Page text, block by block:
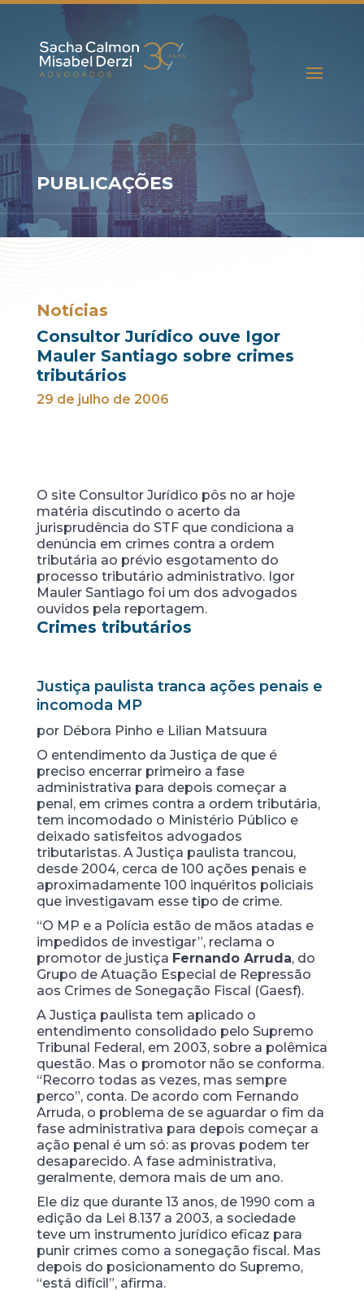
PUBLICAÇÕES
Notícias
Consultor Jurídico ouve Igor
Mauler Santiago sobre crimes
tributários
29 de julho de 2006
O site Consultor Jurídico pôs no ar hoje
matéria discutindo o acerto da
jurisprudência do STF que condiciona a
denúncia em crimes contra a ordem
tributária ao prévio esgotamento do
processo tributário administrativo. Igor
Mauler Santiago foi um dos advogados
ouvidos pela reportagem.
Crimes tributários
Justiça paulista tranca ações penais e
incomoda MP
por Débora Pinho e Lilian Matsuura
O entendimento da Justiça de que é
preciso encerrar primeiro a fase
administrativa para depois começar a
penal, em crimes contra a ordem tributária,
tem incomodado o Ministério Público e
deixado satisfeitos advogados
tributaristas. A Justiça paulista trancou,
desde 2004, cerca de 100 ações penais e
aproximadamente 100 inquéritos policiais
que investigavam esse tipo de crime.
“O MP e a Polícia estão de mãos atadas e
impedidos de investigar”, reclama o
promotor de justiça Fernando Arruda, do
Grupo de Atuação Especial de Repressão
aos Crimes de Sonegação Fiscal (Gaesf).
A Justiça paulista tem aplicado o
entendimento consolidado pelo Supremo
Tribunal Federal, em 2003, sobre a polêmica
questão. Mas o promotor não se conforma.
“Recorro todas as vezes, mas sempre
perco”, conta. De acordo com Fernando
Arruda, o problema de se aguardar o fim da
fase administrativa para depois começar a
ação penal é um só: as provas podem ter
desaparecido. A fase administrativa,
geralmente, demora mais de um ano.
Ele diz que durante 13 anos, de 1990 com a
edição da Lei 8.137 a 2003, a sociedade
teve um instrumento jurídico eficaz para
punir crimes como a sonegação fiscal. Mas
depois do posicionamento do Supremo,
“está difícil”, afirma.